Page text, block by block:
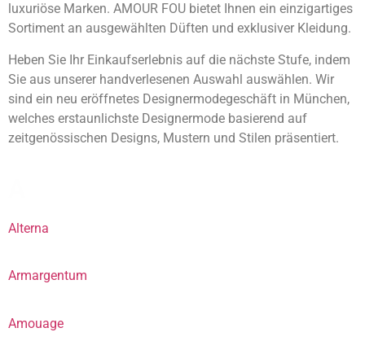
luxuriöse Marken. AMOUR FOU bietet Ihnen ein einzigartiges
Sortiment an ausgewählten Düften und exklusiver Kleidung.
Heben Sie Ihr Einkaufserlebnis auf die nächste Stufe, indem
Sie aus unserer handverlesenen Auswahl auswählen. Wir
sind ein neu eröffnetes Designermodegeschäft in München,
welches erstaunlichste Designermode basierend auf
zeitgenössischen Designs, Mustern und Stilen präsentiert.
Alterna
Armargentum
Amouage